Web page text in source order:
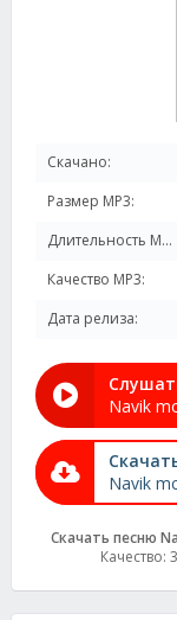
Скачано:
Размер MP3:
Длительность MP3:
Качество MP3:
Дата релиза:
Navik
Navik
Скачать песню
Качество: